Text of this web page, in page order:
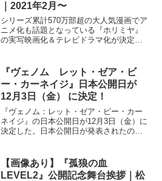
｜2021年2月〜
シリーズ累計570万部超の大人気漫画でア
ニメ化も話題となっている『ホリミヤ』
の実写映画化＆テレビドラマ化が決定し
劇場版限定の撮りおろしエクストラシー
ンを加えた劇...
『ヴェノム レット・ゼア・ビ
ー・カーネイジ』日本公開日が
12月3日（金） に決定！
『ヴェノム：レット・ゼア・ビー・カー
ネイジ』の日本公開日が12月3日（金）に
決定した。日本公開日が発表されたの
カーネイジ』に纏わるゲストを迎えなが
ら、映画の魅力や情報を...
【画像あり】『孤狼の血
LEVEL2』公開記念舞台挨拶｜松